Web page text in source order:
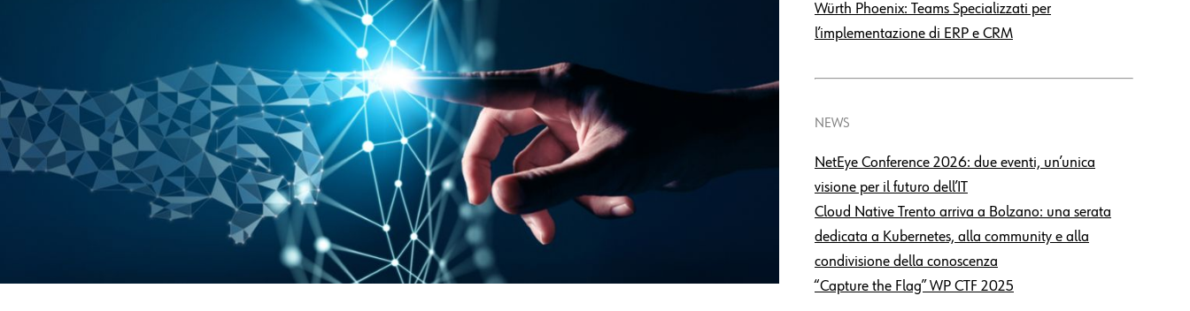
Würth Phoenix: Teams Specializzati per
l’implementazione di ERP e CRM
NEWS
NetEye Conference 2026: due eventi, un’unica
visione per il futuro dell’IT
Cloud Native Trento arriva a Bolzano: una serata
dedicata a Kubernetes, alla community e alla
condivisione della conoscenza
“Capture the Flag” WP CTF 2025